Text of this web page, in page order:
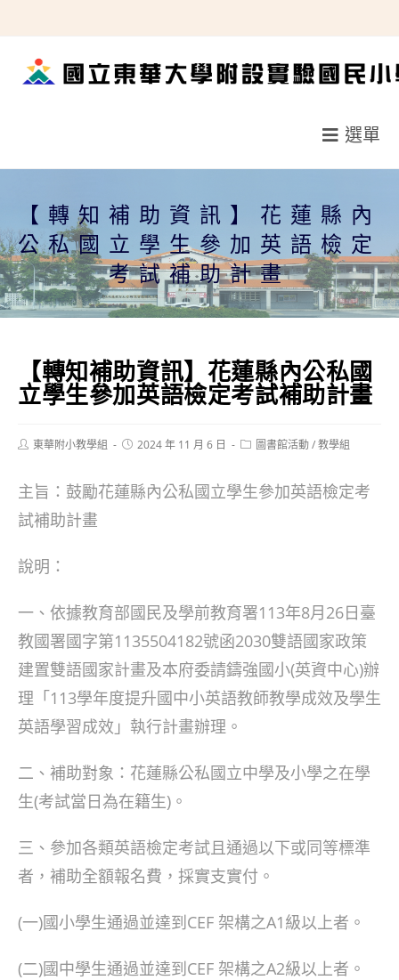
轉
選單
【轉知補助資訊】花蓮縣內
公私國立學生參加英語檢定
考試補助計畫
【轉知補助資訊】花蓮縣內公私國
立學生參加英語檢定考試補助計畫
Post東華附小教學組
Post2024 年 11 月 6 日
Post圖書館活動/教學組
主旨：鼓勵花蓮縣內公私國立學生參加英語檢定考
試補助計畫
說明：
一、依據教育部國民及學前教育署113年8月26日臺
教國署國字第1135504182號函2030雙語國家政策
建置雙語國家計畫及本府委請鑄強國小(英資中心)辦
理「113學年度提升國中小英語教師教學成效及學生
英語學習成效」執行計畫辦理。
二、補助對象：花蓮縣公私國立中學及小學之在學
生(考試當日為在籍生)。
三、參加各類英語檢定考試且通過以下或同等標準
者，補助全額報名費，採實支實付。
(一)國小學生通過並達到CEF 架構之A1級以上者。
(二)國中學生通過並達到CEF 架構之A2級以上者。